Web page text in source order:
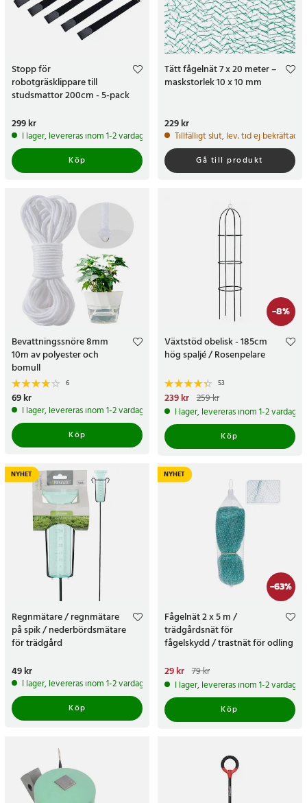
Stopp för
robotgräsklippare till
studsmattor 200cm - 5-pack
Pris:299 kr
299 kr
I lager, levereras inom 1-2 vardagar
Köp
Tätt fågelnät 7 x 20 meter –
maskstorlek 10 x 10 mm
Pris:229 kr
229 kr
Tillfälligt slut, lev. tid ej bekräftad.
Gå till produkt
Bevattningssnöre 8mm
10m av polyester och
bomull
6
Pris:
69 kr
I lager, levereras inom 1-2 vardagar
Köp
-8%
Växtstöd obelisk - 185cm
hög spaljé / Rosenpelare
53
Nuvarande pris
pris:259 kr
239 kr 259 kr
I lager, levereras inom 1-2 vardagar
Köp
NYHET
Regnmätare / regnmätare
på spik / nederbördsmätare
för trädgård
Pris:
49 kr
I lager, levereras inom 1-2 vardagar
Köp
-63%
NYHET
Fågelnät 2 x 5 m /
trädgårdsnät för
fågelskydd / trastnät för odling
Nuvarande pris
pris:79 kr
29 kr 79 kr
I lager, levereras inom 1-2 vardagar
Köp